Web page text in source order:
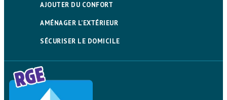
AJOUTER DU CONFORT
AMÉNAGER L’EXTÉRIEUR
SÉCURISER LE DOMICILE